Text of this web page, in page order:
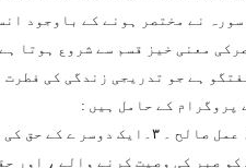
سورہ نے مختصر ہونے کے باوجود
معنی خیز قسم سے شروع ہوتا
ہے جو تدریجی زندگی کی
پروگرام کے حامل ہیں :
کو صبر کی وصیت کرنے والے ، اور